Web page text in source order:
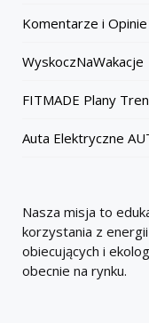
Komentarze i Opinie
WyskoczNaWakacje
FITMADE Plany
Auta Elektryczne
Nasza misja to
korzystania z
obiecujących i
obecnie na rynku.